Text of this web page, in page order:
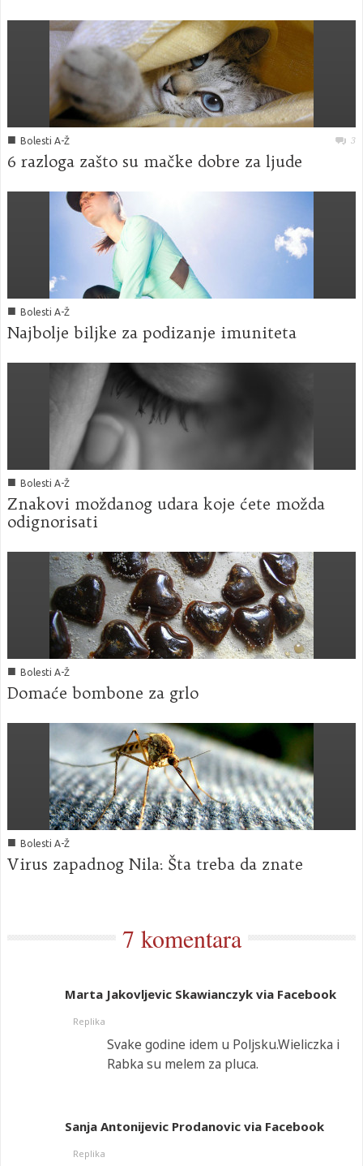
■ Bolesti A-Ž 3
6 razloga zašto su mačke dobre za ljude
■ Bolesti A-Ž
Najbolje biljke za podizanje imuniteta
■ Bolesti A-Ž
Znakovi moždanog udara koje ćete možda
odignorisati
■ Bolesti A-Ž
Domaće bombone za grlo
■ Bolesti A-Ž
Virus zapadnog Nila: Šta treba da znate
7 komentara
Marta Jakovljevic Skawianczyk via Facebook
Replika
Svake godine idem u Poljsku.Wieliczka i
Rabka su melem za pluca.
Sanja Antonijevic Prodanovic via Facebook
Replika